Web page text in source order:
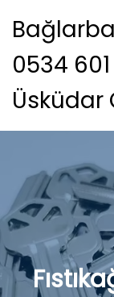
0534
Üsküdar